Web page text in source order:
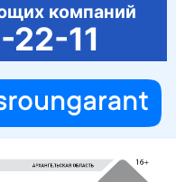
компаний
22-11